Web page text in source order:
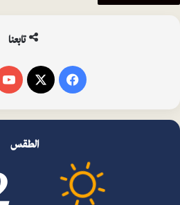
تابعنا
فيسبوك ‫X
الطقس